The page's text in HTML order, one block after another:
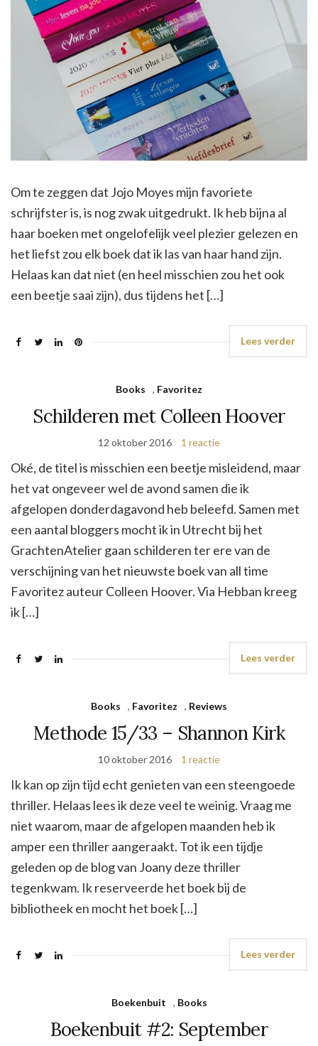
Om te zeggen dat Jojo Moyes mijn favoriete
schrijfster is, is nog zwak uitgedrukt. Ik heb bijna al
haar boeken met ongelofelijk veel plezier gelezen en
het liefst zou elk boek dat ik las van haar hand zijn.
Helaas kan dat niet (en heel misschien zou het ook
een beetje saai zijn), dus tijdens het […]
Lees verder
Books , Favoritez
Schilderen met Colleen Hoover
12 oktober 2016 1 reactie
Oké, de titel is misschien een beetje misleidend, maar
het vat ongeveer wel de avond samen die ik
afgelopen donderdagavond heb beleefd. Samen met
een aantal bloggers mocht ik in Utrecht bij het
GrachtenAtelier gaan schilderen ter ere van de
verschijning van het nieuwste boek van all time
Favoritez auteur Colleen Hoover. Via Hebban kreeg
ik […]
Lees verder
Books , Favoritez , Reviews
Methode 15/33 – Shannon Kirk
10 oktober 2016 1 reactie
Ik kan op zijn tijd echt genieten van een steengoede
thriller. Helaas lees ik deze veel te weinig. Vraag me
niet waarom, maar de afgelopen maanden heb ik
amper een thriller aangeraakt. Tot ik een tijdje
geleden op de blog van Joany deze thriller
tegenkwam. Ik reserveerde het boek bij de
bibliotheek en mocht het boek […]
Lees verder
Boekenbuit , Books
Boekenbuit #2: September